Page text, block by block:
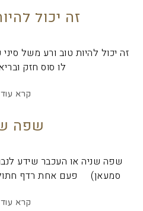
זה יכול
זה יכול להיות טוב ורע משל
לו סוס חזק
קרא
שפה
שפה שניה או העכבר שידע
סמעאן) פעם אחת רדף
קרא